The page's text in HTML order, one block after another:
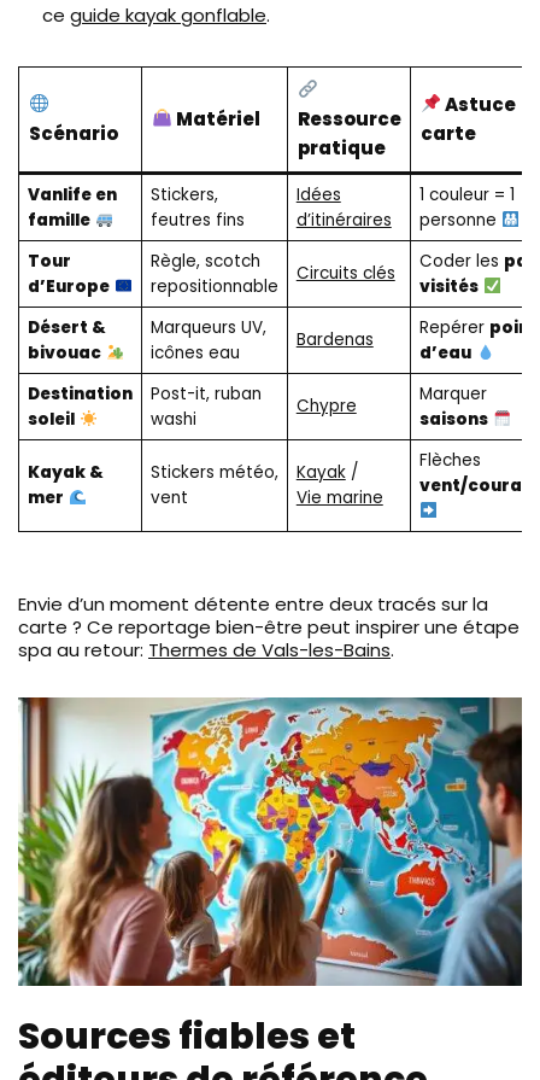
ce guide kayak gonflable.
Scénario
Matériel
Ressource
pratique
Astuce
carte
Vanlife en
famille
Stickers,
feutres fins
Idées
d’itinéraires
1 couleur = 1
personne
Tour
d’Europe
Règle, scotch
repositionnable
Circuits clés
Coder les
visités
Désert &
bivouac
Marqueurs UV,
icônes eau
Bardenas
Repérer
d’eau
Destination
soleil
Post-it, ruban
washi
Chypre
Marquer
saisons
Kayak &
mer
Stickers météo,
vent
Kayak/
Vie marine
Flèches
vent/
Envie d’un moment détente entre deux tracés sur la
carte ? Ce reportage bien-être peut inspirer une étape
spa au retour: Thermes de Vals-les-Bains.
Sources fiables et